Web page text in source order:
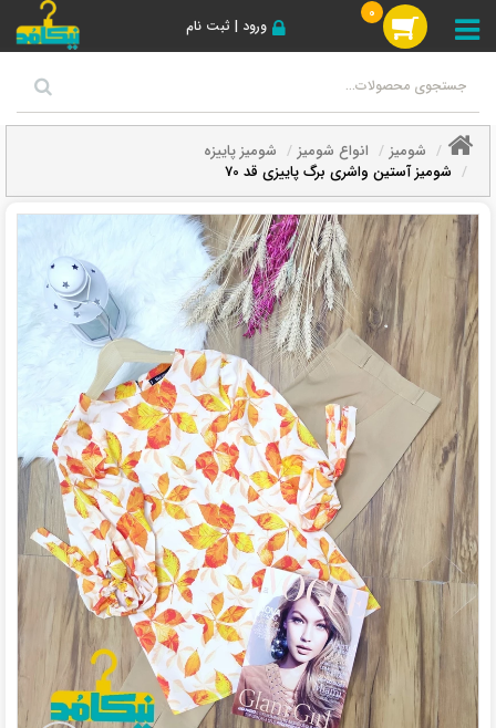
ورود | ثبت نام
0
شومیز انواع شومیز
شومیز پاییزه
شومیز آستین واشری برگ پاییزی قد 70